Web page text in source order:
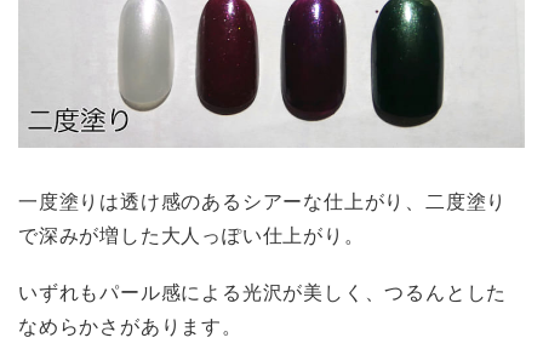
一度塗りは透け感のあるシアーな仕上がり、二度塗り
で深みが増した大人っぽい仕上がり。
いずれもパール感による光沢が美しく、つるんとした
なめらかさがあります。